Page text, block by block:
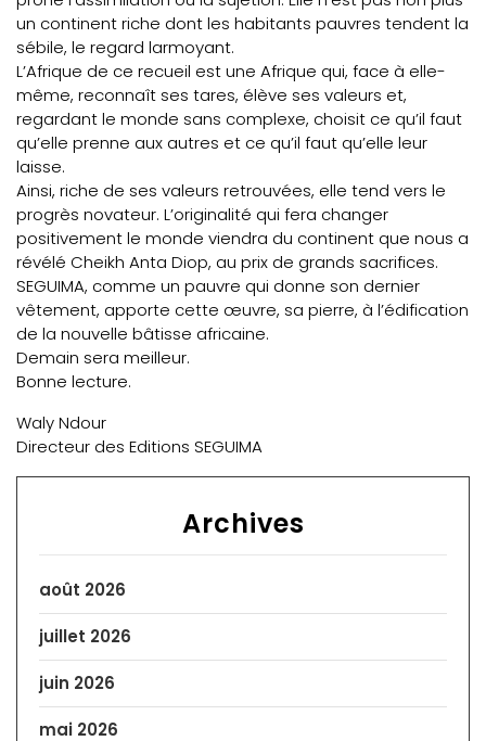
un continent riche dont les habitants pauvres tendent la
sébile, le regard larmoyant.
L’Afrique de ce recueil est une Afrique qui, face à elle-
même, reconnaît ses tares, élève ses valeurs et,
regardant le monde sans complexe, choisit ce qu’il faut
qu’elle prenne aux autres et ce qu’il faut qu’elle leur
laisse.
Ainsi, riche de ses valeurs retrouvées, elle tend vers le
progrès novateur. L’originalité qui fera changer
positivement le monde viendra du continent que nous a
révélé Cheikh Anta Diop, au prix de grands sacrifices.
SEGUIMA, comme un pauvre qui donne son dernier
vêtement, apporte cette œuvre, sa pierre, à l’édification
de la nouvelle bâtisse africaine.
Demain sera meilleur.
Bonne lecture.
Waly Ndour
Directeur des Editions SEGUIMA
Archives
août 2026
juillet 2026
juin 2026
mai 2026